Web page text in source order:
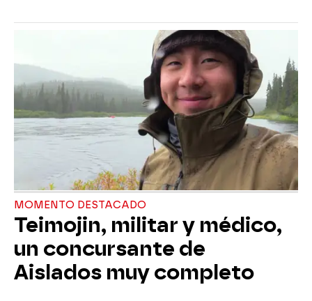
MOMENTO DESTACADO
Teimojin, militar y médico,
un concursante de
Aislados muy completo